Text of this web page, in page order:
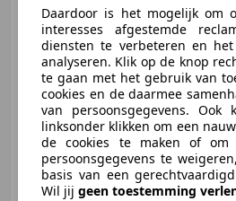
NAP
€
06/2008 195.244 km
Daardoor is het mogelijk om
interesses afgestemde
diensten te verbeteren en
analyseren. Klik op de knop
te gaan met het gebruik van
cookies en de daarmee
van persoonsgegevens.
linksonder klikken om een
de cookies te maken of om
persoonsgegevens te
basis van een
Wil jij geen toestemming